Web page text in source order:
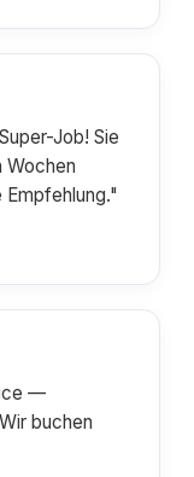
Job! Sie
Wochen
—
buchen